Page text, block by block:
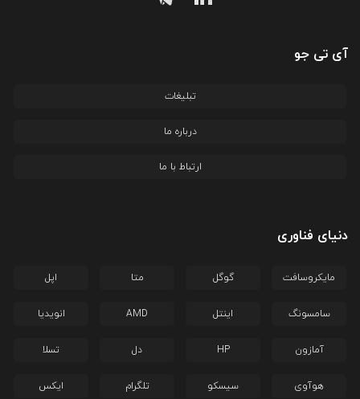
آی تی جو
تبلیغات
درباره ما
ارتباط با ما
دنیای فناوری
مایکروسافت گوگل متا اپل
سامسونگ اینتل AMD انویدیا
آمازون HP دل تسلا
هوآوی سیسکو تلگرام ایکس